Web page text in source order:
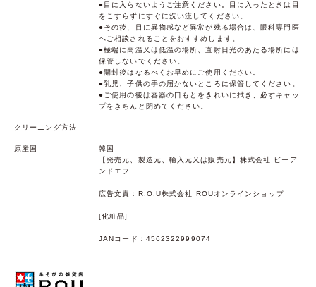
●目に入らないようご注意ください。目に入ったときは目
をこすらずにすぐに洗い流してください。
●その後、目に異物感など異常が残る場合は、眼科専門医
へご相談されることをおすすめします。
●極端に高温又は低温の場所、直射日光のあたる場所には
保管しないでください。
●開封後はなるべくお早めにご使用ください。
●乳児、子供の手の届かないところに保管してください。
●ご使用の後は容器の口もとをきれいに拭き、必ずキャッ
プをきちんと閉めてください。
クリーニング方法
原産国
韓国
【発売元、製造元、輸入元又は販売元】株式会社 ビーア
ンドエフ
広告文責：R.O.U株式会社 ROUオンラインショップ
[化粧品]
JANコード：4562322999074